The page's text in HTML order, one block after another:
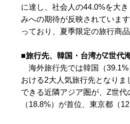
に達し、社会人の44.0%を大
みへの期待が反映されていま
っており、夏季限定の旅行商
■旅行先、韓国・台湾がZ世代
海外旅行先では韓国（39.1%
おける2大人気旅行先となり
できる近隣アジア圏が、Z世
（18.8%）が首位、東京都（